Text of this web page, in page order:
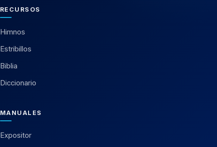
RECURSOS
Himnos
Estribillos
Biblia
Diccionario
MANUALES
Expositor